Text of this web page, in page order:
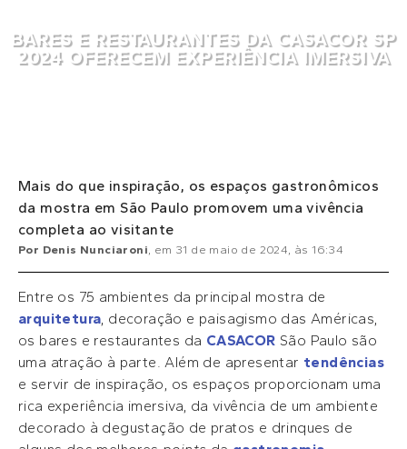
BARES E RESTAURANTES DA CASACOR SP
2024 OFERECEM EXPERIÊNCIA IMERSIVA
Mais do que inspiração, os espaços gastronômicos
da mostra em São Paulo promovem uma vivência
completa ao visitante
Por Denis Nunciaroni, em 31 de maio de 2024, às 16:34
Entre os 75 ambientes da principal mostra de
arquitetura, decoração e paisagismo das Américas,
os bares e restaurantes da CASACOR São Paulo são
uma atração à parte. Além de apresentar tendências
e servir de inspiração, os espaços proporcionam uma
rica experiência imersiva, da vivência de um ambiente
decorado à degustação de pratos e drinques de